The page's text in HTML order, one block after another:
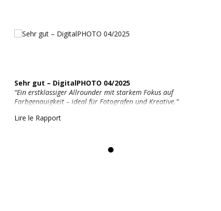
Sehr gut – DigitalPHOTO 04/2025
“Ein erstklassiger Allrounder mit starkem Fokus auf
Farbgenauigkeit – ideal für Fotografen und Kreative.”
Lire le Rapport